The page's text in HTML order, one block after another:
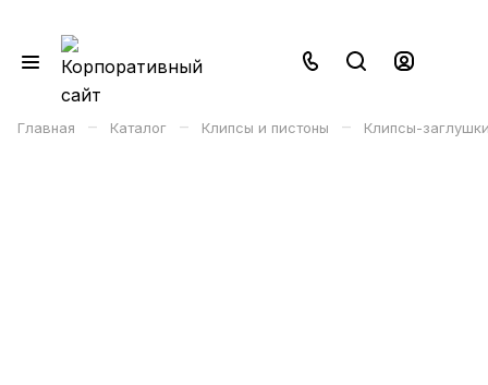
Главная – Каталог – Клипсы и пистоны – Клипсы-